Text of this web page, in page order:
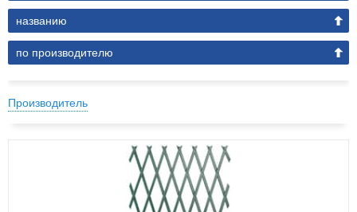
названию
по производителю
Производитель